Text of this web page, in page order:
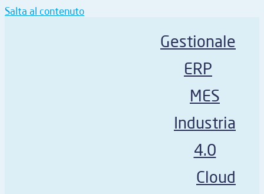
Salta al contenuto
Gestionale
ERP
MES
Industria
4.0
Cloud